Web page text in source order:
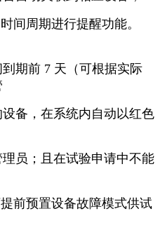
间周期进行提醒功能。
期前 7 天（可根据实际
备，在系统内自动以红色
员；且在试验申请中不能
前预置设备故障模式供试